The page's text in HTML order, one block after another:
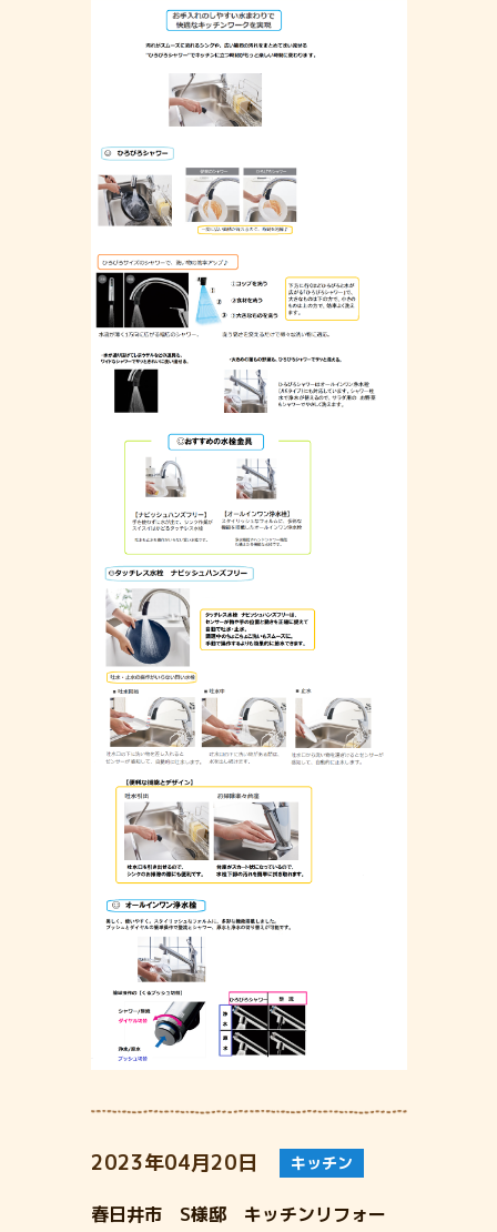
2023年04月20日 キッチン
春日井市 S様邸 キッチンリフォー